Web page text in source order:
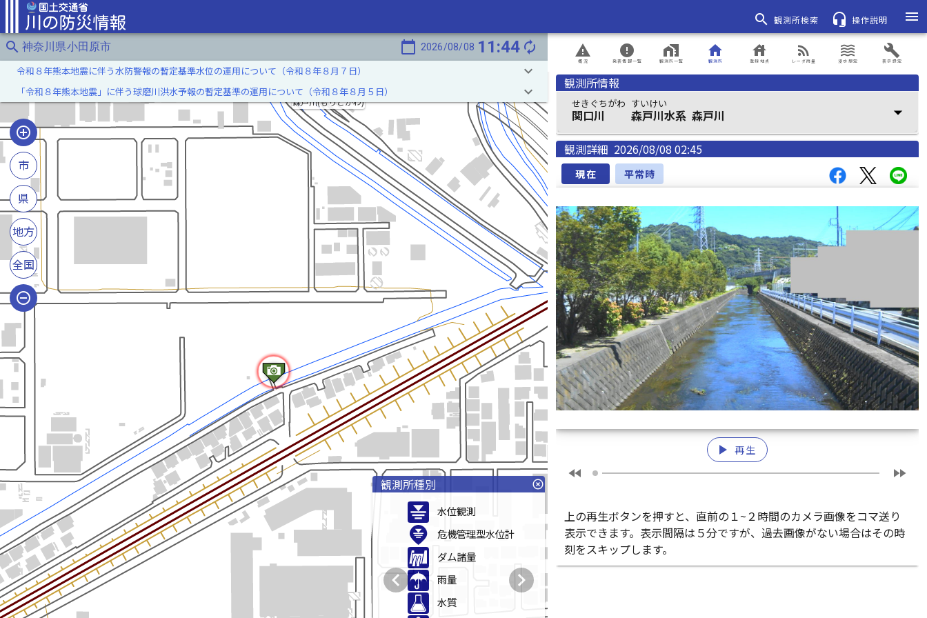
search 観測所検索 headset_mic 操作説明
menu
search 神奈川県小田原市 calendar_today 2026/08/08 11:44 autorenew
森戸川(もりとかわ)
令和８年熊本地震に伴う水防警報の暫定基準水位の運用について（令和８年８月７日） keyboard_arrow_down
「令和８年熊本地震」に伴う球磨川洪水予報の暫定基準の運用について（令和８年８月５日） keyboard_arrow_down
市
県
地方
全国
観測所種別 highlight_off
水位観測
危機管理型水位計
ダム諸量
雨量
水質
chevron_left chevron_right
概況
report_problem
発表情報一覧
error
観測所一覧
home_work
観測所
home
登録地点
house
レーダ雨量
rss_feed
浸水想定
waves
表示設定
build
観測所情報
せきぐちがわ
関口川
すいけい
森戸川水系 森戸川 arrow_drop_down
観測詳細 2026/08/08 02:45
現在 平常時
play_arrow 再生
fast_rewind fast_forward
上の再生ボタンを押すと、直前の１~２時間のカメラ画像をコマ送り
表示できます。表示間隔は５分ですが、過去画像がない場合はその時
刻をスキップします。